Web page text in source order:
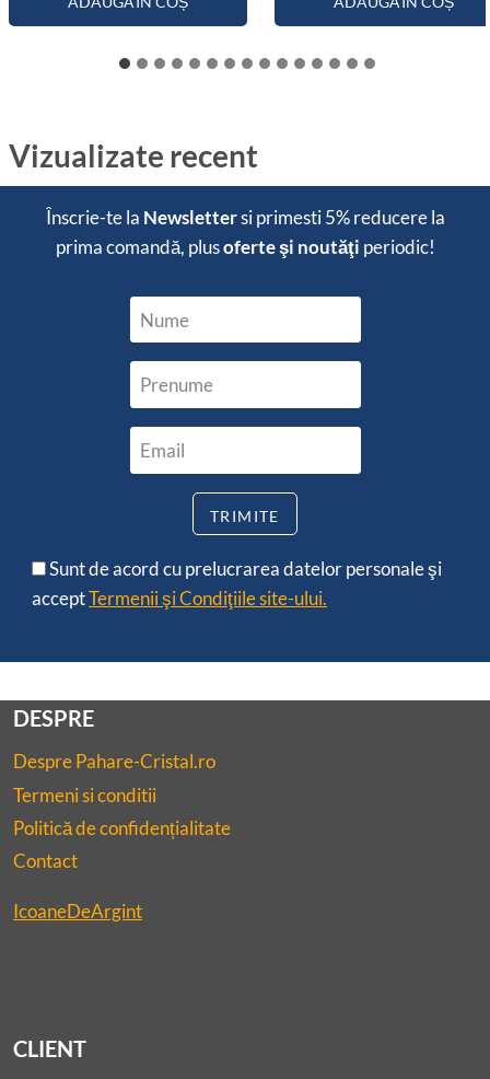
Vizualizate recent
Înscrie-te la Newslettersi primesti5% reducerela
prima comandă, plusoferte şi noutăţi periodic!
Sunt de acord cu prelucrarea datelor personale şi
acceptTermenii şi Condiţiile site-ului.
DESPRE
Despre Pahare-Cristal.ro
Termeni si conditii
Politică de confidențialitate
Contact
IcoaneDeArgint
CLIENT